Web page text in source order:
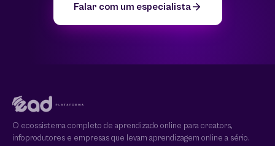
Falar com um especialista
O ecossistema completo de aprendizado online para creators,
infoprodutores e empresas que levam aprendizagem online a sério.